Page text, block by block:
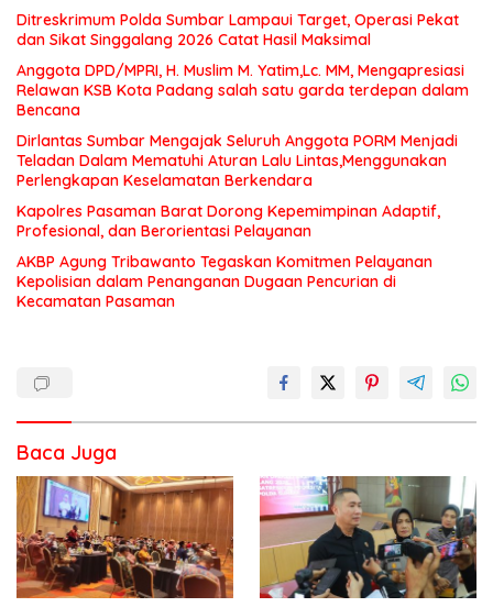
Ditreskrimum Polda Sumbar Lampaui Target, Operasi Pekat
dan Sikat Singgalang 2026 Catat Hasil Maksimal
Anggota DPD/MPRI, H. Muslim M. Yatim,Lc. MM, Mengapresiasi
Relawan KSB Kota Padang salah satu garda terdepan dalam
Bencana
Dirlantas Sumbar Mengajak Seluruh Anggota PORM Menjadi
Teladan Dalam Mematuhi Aturan Lalu Lintas,Menggunakan
Perlengkapan Keselamatan Berkendara
Kapolres Pasaman Barat Dorong Kepemimpinan Adaptif,
Profesional, dan Berorientasi Pelayanan
AKBP Agung Tribawanto Tegaskan Komitmen Pelayanan
Kepolisian dalam Penanganan Dugaan Pencurian di
Kecamatan Pasaman
Baca Juga